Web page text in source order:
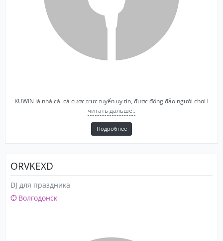
KUWIN là nhà cái cá cược trực tuyến uy tín, được đông đảo người chơi l
читать дальше..
Подробнее
ORVKEXD
DJ для праздника
Волгодонск